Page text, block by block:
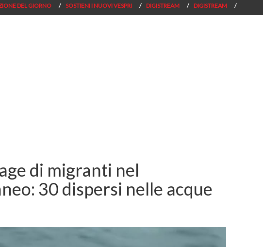
DEL GIORNO SOSTIENI I NUOVI VESPRI DIGISTREAM DIGISTREAM
di migranti nel
30 dispersi nelle acque